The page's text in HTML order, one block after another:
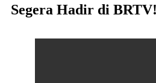
Segera Hadir di